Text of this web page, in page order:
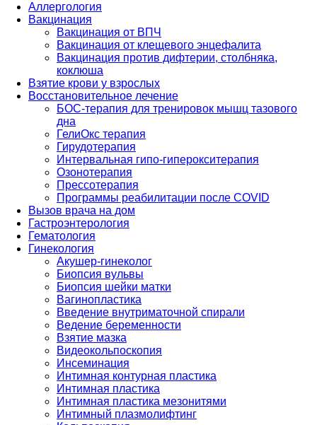
Аллергология
Вакцинация
Вакцинация от ВПЧ
Вакцинация от клещевого энцефалита
Вакцинация против дифтерии, столбняка,
коклюша
Взятие крови у взрослых
Восстановительное лечение
БОС-терапия для тренировок мышц тазового
дна
ГелиОкс терапия
Гирудотерапия
Интервальная гипо-гиперокситерапия
Озонотерапия
Прессотерапия
Программы реабилитации после СOVID
Вызов врача на дом
Гастроэнтерология
Гематология
Гинекология
Акушер-гинеколог
Биопсия вульвы
Биопсия шейки матки
Вагинопластика
Введение внутриматочной спирали
Ведение беременности
Взятие мазка
Видеокольпоскопия
Инсеминация
Интимная контурная пластика
Интимная пластика
Интимная пластика мезонитями
Интимный плазмолифтинг